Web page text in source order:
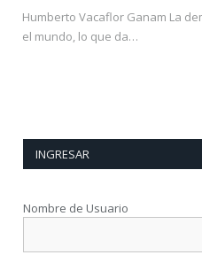
Humberto Vacaflor Ganam La
el mundo, lo que da…
INGRESAR
Nombre de Usuario